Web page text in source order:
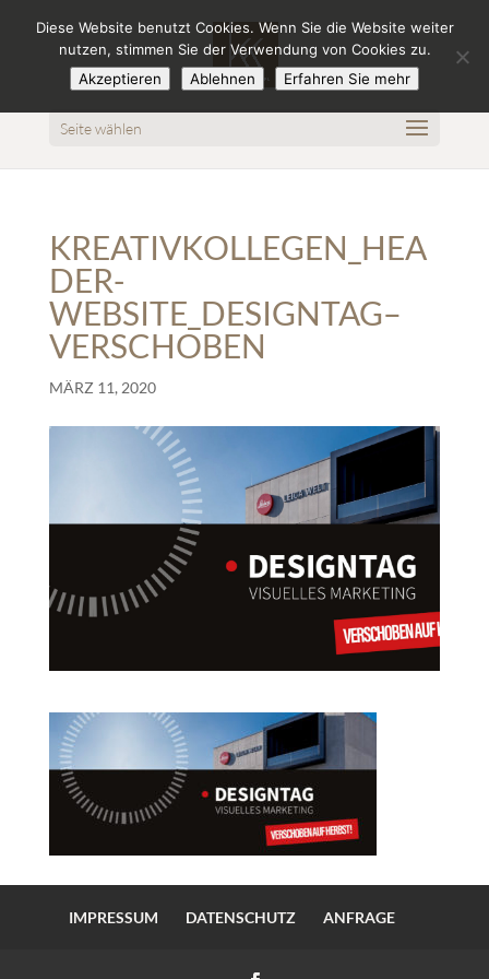
Seite wählen
KREATIVKOLLEGEN_HEA
DER-
WEBSITE_DESIGNTAG–
VERSCHOBEN
MÄRZ 11, 2020
IMPRESSUM DATENSCHUTZ ANFRAGE
Diese Website benutzt Cookies. Wenn Sie die Website weiter
nutzen, stimmen Sie der Verwendung von Cookies zu.
Akzeptieren
Ablehnen Erfahren Sie mehr